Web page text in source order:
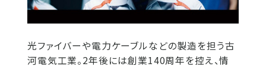
光ファイバーや電力ケーブルなどの製造を担う古
河電気工業。2年後には創業140周年を控え、情